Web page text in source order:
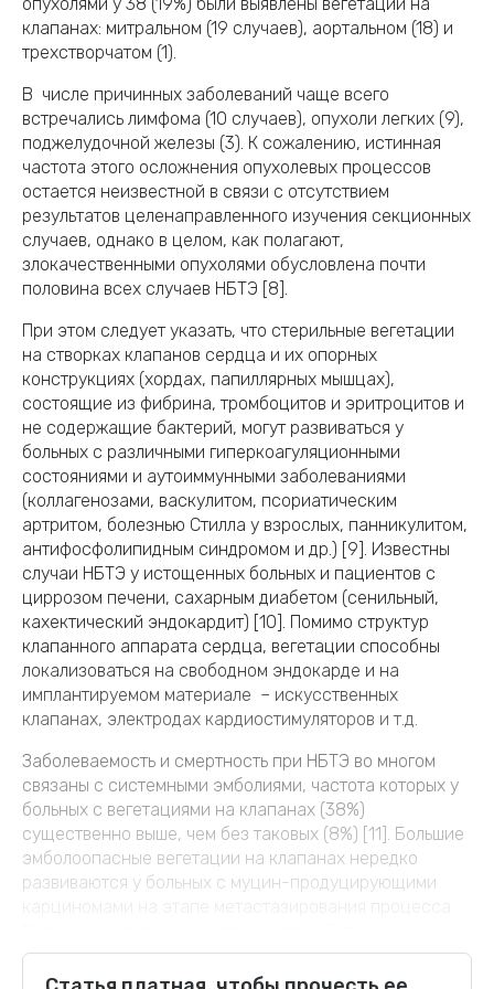
клапанах: митральном (19 случаев), аортальном (18) и
трехстворчатом (1).
В числе причинных заболеваний чаще всего
встречались лимфома (10 случаев), опухоли легких (9),
поджелудочной железы (3). К сожалению, истинная
частота этого осложнения опухолевых процессов
остается неизвестной в связи с отсутствием
результатов целенаправленного изучения секционных
случаев, однако в целом, как полагают,
злокачественными опухолями обусловлена почти
половина всех случаев НБТЭ [8].
При этом следует указать, что стерильные вегетации
на створках клапанов сердца и их опорных
конструкциях (хордах, папиллярных мышцах),
состоящие из фибрина, тромбоцитов и эритроцитов и
не содержащие бактерий, могут развиваться у
больных с различными гиперкоагуляционными
состояниями и аутоиммунными заболеваниями
(коллагенозами, васкулитом, псориатическим
артритом, болезнью Стилла у взрослых, панникулитом,
антифосфолипидным синдромом и др.) [9]. Известны
случаи НБТЭ у истощенных больных и пациентов с
циррозом печени, сахарным диабетом (сенильный,
кахектический эндокардит) [10]. Помимо структур
клапанного аппарата сердца, вегетации способны
локализоваться на свободном эндокарде и на
имплантируемом материале – искусственных
клапанах, электродах кардиостимуляторов и т.д.
Заболеваемость и смертность при НБТЭ во многом
связаны с системными эмболиями, частота которых у
больных с вегетациями на клапанах (38%)
существенно выше, чем без таковых (8%) [11]. Большие
эмболоопасные вегетации на клапанах нередко
развиваются у больных с муцин-продуцирующими
осложнений, включая НБТЭ, при опухолевых
заболеваниях играют сдвиги в системе гемостаза.